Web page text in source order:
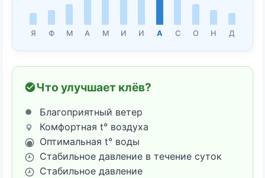
Я Ф М А М И И А С О Н Д
Что улучшает клёв?
Благоприятный ветер
Комфортная t° воздуха
Оптимальная t° воды
Стабильное давление в течение суток
Стабильное давление